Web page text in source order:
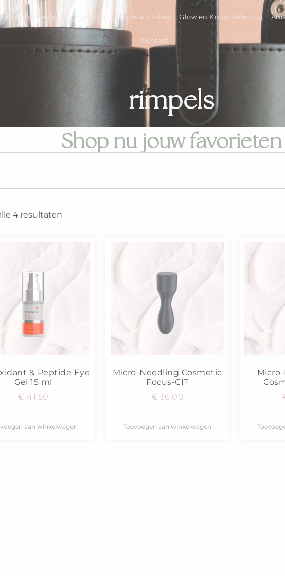
en Make Up Spraytan Brows & Lashes Glow en Know Beleving
Contact
rimpels
Shop nu jouw favorieten
4 resultaten
& Peptide Eye
Gel 15 ml
€ 41,50
aan winkelwagen
Micro-Needling Cosmetic
Focus-CIT
€ 36,00
Toevoegen aan winkelwagen